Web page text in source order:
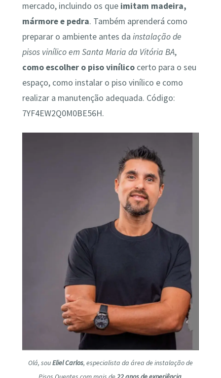
mercado, incluindo os que imitam madeira,
mármore e pedra. Também aprenderá como
preparar o ambiente antes da instalação de
pisos vinílico em Santa Maria da Vitória BA,
como escolher o piso vinílicocerto para o seu
espaço, como instalar o piso vinílico e como
realizar a manutenção adequada. Código:
7YF4EW2Q0M0BE56H.
Olá, souEliel Carlos, especialista da área de instalação de